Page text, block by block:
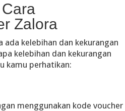
Zalora
kelebihan dan kekurangan
kelebihan dan kekurangan
kamu perhatikan:
menggunakan kode voucher